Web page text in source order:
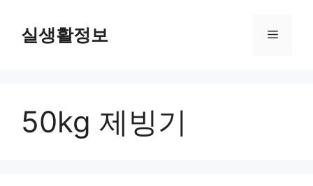
실생활정보 메
50kg 제빙기